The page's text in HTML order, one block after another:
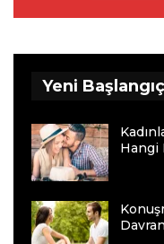
Yeni
Hangi